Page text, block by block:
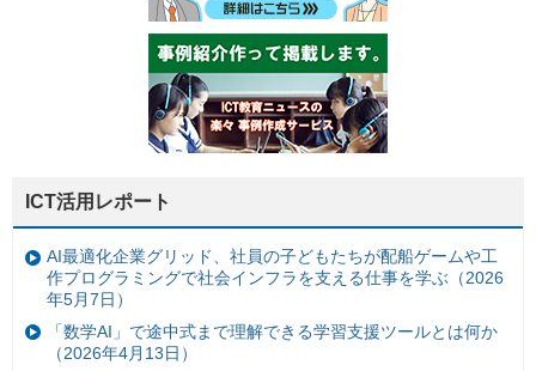
ICT活用レポート
AI最適化企業グリッド、社員の子どもたちが配船ゲームや工
作プログラミングで社会インフラを支える仕事を学ぶ（2026
年5月7日）
「数学AI」で途中式まで理解できる学習支援ツールとは何か
（2026年4月13日）